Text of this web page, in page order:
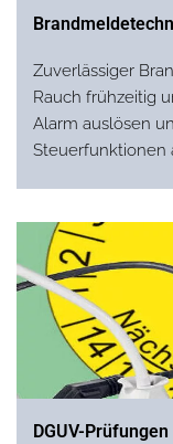
Zuverlässiger
Rauch frühzeitig
Alarm auslösen
Steuerfunktionen
DGUV-Prüfungen